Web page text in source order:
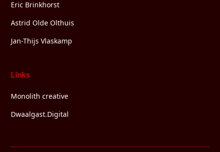
Eric Brinkhorst
Astrid Olde Olthuis
Jan-Thijs Vlaskamp
Links
Monolith creative
Dwaalgast.Digital